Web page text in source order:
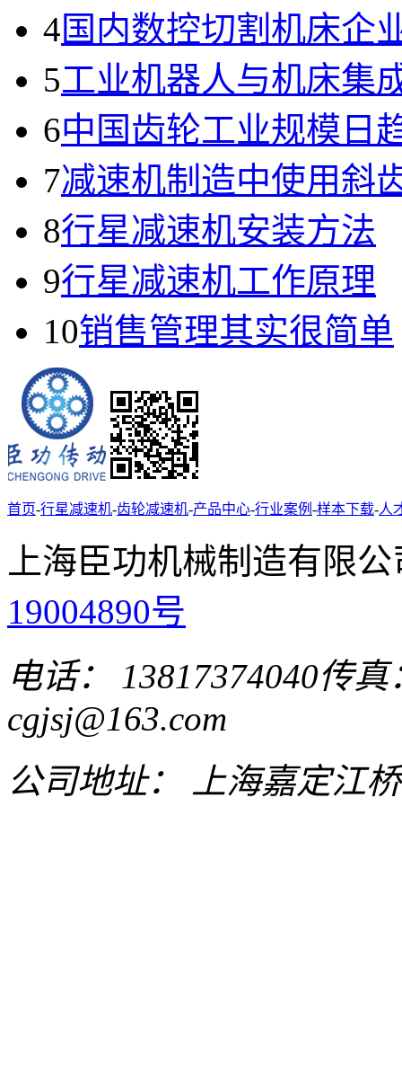
4国内数控切割机床企
5工业机器人与机床集
6中国齿轮工业规模日
7减速机制造中使用斜
8行星减速机安装方法
9行星减速机工作原理
10销售管理其实很简单
首页-行星减速机-齿轮减速机-产品中心-行业案例 -样本下载-人
上海臣功机械制造有限公
19004890号
电话： 13817374040传真
cgjsj@163.com
公司地址： 上海嘉定江